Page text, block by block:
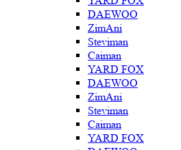
DAEWOO
ZimAni
Steviman
Caiman
YARD FOX
DAEWOO
ZimAni
Steviman
Caiman
YARD FOX